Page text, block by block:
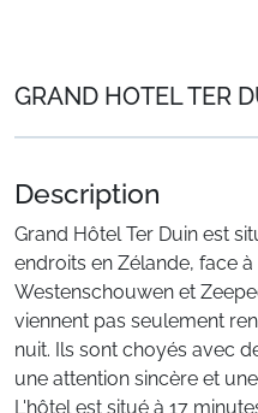
GRAND HOTEL TER
Description
Grand Hôtel Ter Duin est
endroits en Zélande, face
Westenschouwen et
viennent pas seulement
nuit. Ils sont choyés avec
une attention sincère et
L'hôtel est situé à 17